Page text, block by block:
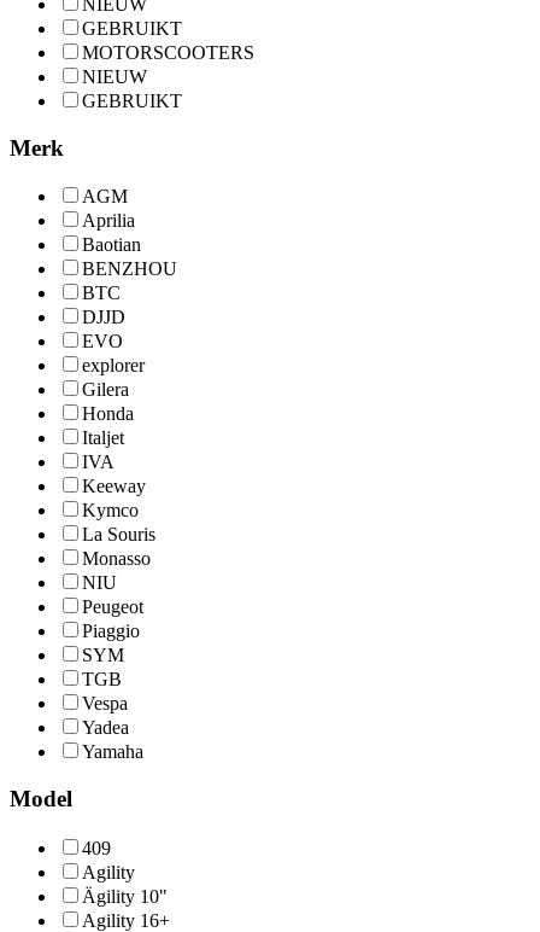
NIEUW
GEBRUIKT
MOTORSCOOTERS
NIEUW
GEBRUIKT
Merk
AGM
Aprilia
Baotian
BENZHOU
BTC
DJJD
EVO
explorer
Gilera
Honda
Italjet
IVA
Keeway
Kymco
La Souris
Monasso
NIU
Peugeot
Piaggio
SYM
TGB
Vespa
Yadea
Yamaha
Model
409
Agility
Ägility 10"
Agility 16+